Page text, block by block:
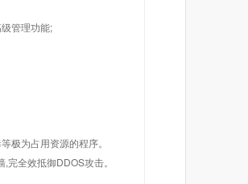
管理功能;
极为占用资源的程序。
全效抵御DDOS攻击。